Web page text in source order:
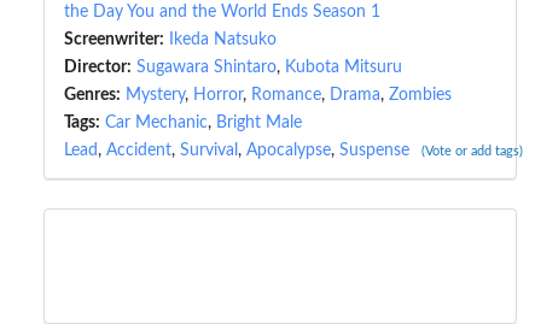
the Day You and the World Ends Season 1
Screenwriter:
Ikeda Natsuko
Director: Sugawara Shintaro, Kubota Mitsuru
Genres: Mystery, Horror, Romance, Drama,Zombies
Tags: Car Mechanic, Bright Male
Lead, Accident, Survival, Apocalypse, Suspense (Vote or add tags)